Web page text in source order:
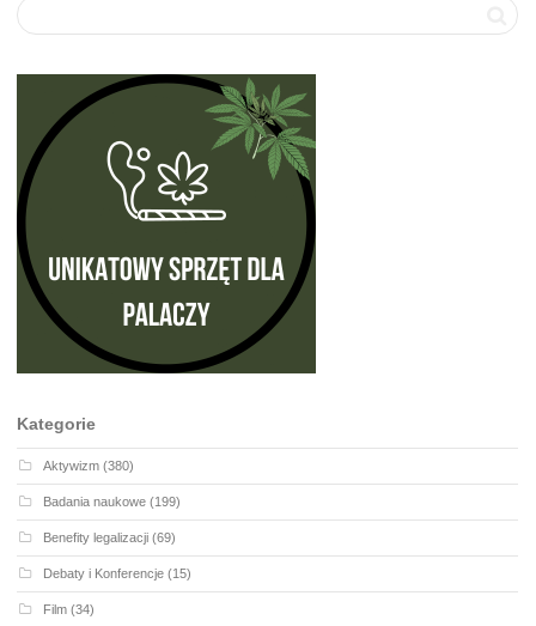
Kategorie
Aktywizm (380)
Badania naukowe (199)
Benefity legalizacji (69)
Debaty i Konferencje (15)
Film (34)